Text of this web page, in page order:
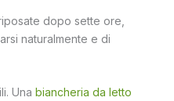
dopo sette ore,
naturalmente e di
Una biancheria da letto